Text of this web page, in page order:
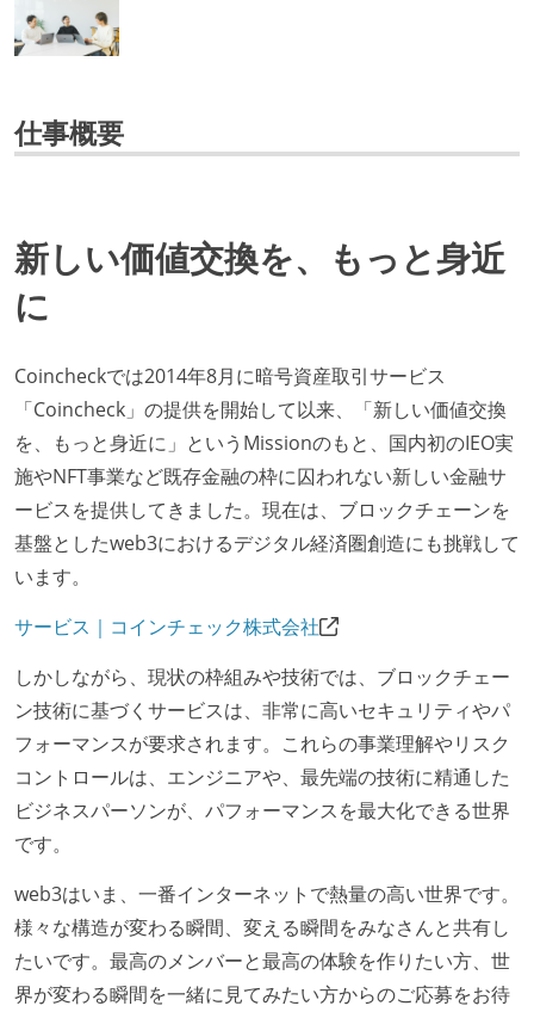
仕事概要
新しい価値交換を、もっと身近
に
Coincheckでは2014年8月に暗号資産取引サービス
「Coincheck」の提供を開始して以来、「新しい価値交換
を、もっと身近に」というMissionのもと、国内初のIEO実
施やNFT事業など既存金融の枠に囚われない新しい金融サ
ービスを提供してきました。現在は、ブロックチェーンを
基盤としたweb3におけるデジタル経済圏創造にも挑戦して
います。
サービス｜コインチェック株式会社
しかしながら、現状の枠組みや技術では、ブロックチェー
ン技術に基づくサービスは、非常に高いセキュリティやパ
フォーマンスが要求されます。これらの事業理解やリスク
コントロールは、エンジニアや、最先端の技術に精通した
ビジネスパーソンが、パフォーマンスを最大化できる世界
です。
web3はいま、一番インターネットで熱量の高い世界です。
様々な構造が変わる瞬間、変える瞬間をみなさんと共有し
たいです。最高のメンバーと最高の体験を作りたい方、世
界が変わる瞬間を一緒に見てみたい方からのご応募をお待